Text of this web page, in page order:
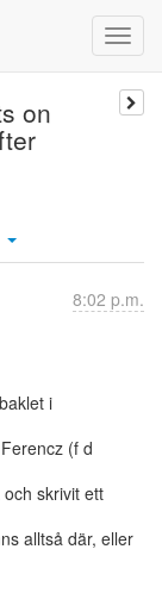
on
8:02 p.m.
(f d
skrivit ett
alltså där, eller